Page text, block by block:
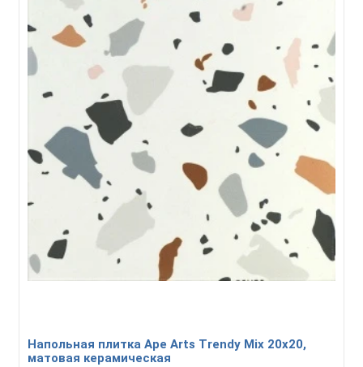
Напольная плитка Ape Arts Trendy Mix 20x20,
матовая керамическая